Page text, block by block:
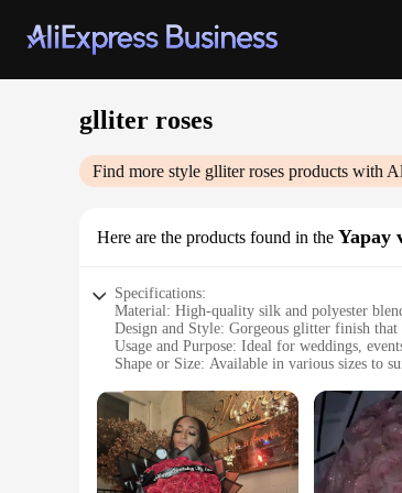
glliter roses
Find more style glliter roses products with
Here are the products found in the Yapay
Specifications:
Material: High-quality silk and polyester
Design and Style: Gorgeous glitter finish that
Usage and Purpose: Ideal for weddings,
Shape or Size: Available in various sizes to
Parts and Accessories: Includes sets of roses
Features:
**Elegant Decor for Every Occasion**
The glliter roses are not just any ordinary